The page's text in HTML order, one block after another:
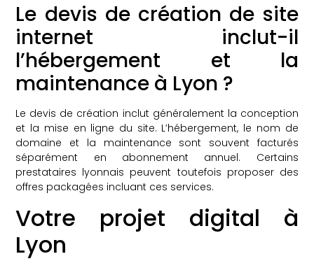
Le devis de création de site
internet inclut-il
l’hébergement et la
maintenance à Lyon ?
Le devis de création inclut généralement la conception
et la mise en ligne du site. L’hébergement, le nom de
domaine et la maintenance sont souvent facturés
séparément en abonnement annuel. Certains
prestataires lyonnais peuvent toutefois proposer des
offres packagées incluant ces services.
Votre projet digital à
Lyon